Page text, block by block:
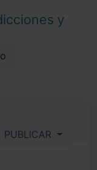
y
PUBLICAR